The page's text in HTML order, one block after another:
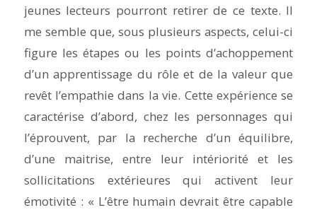
jeunes lecteurs pourront retirer de ce texte. Il
me semble que, sous plusieurs aspects, celui-ci
figure les étapes ou les points d’achoppement
d’un apprentissage du rôle et de la valeur que
revêt l’empathie dans la vie. Cette expérience se
caractérise d’abord, chez les personnages qui
l’éprouvent, par la recherche d’un équilibre,
d’une maitrise, entre leur intériorité et les
sollicitations extérieures qui activent leur
émotivité : « L’être humain devrait être capable